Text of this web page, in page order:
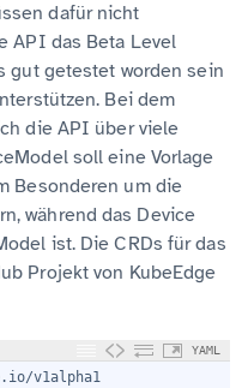
dafür nicht
API das Beta Level
gut getestet worden sein
Bei dem
die API über viele
soll eine Vorlage
Besonderen um die
während das Device
ist. Die CRDs für das
Projekt von KubeEdge
YAML
v1alpha1